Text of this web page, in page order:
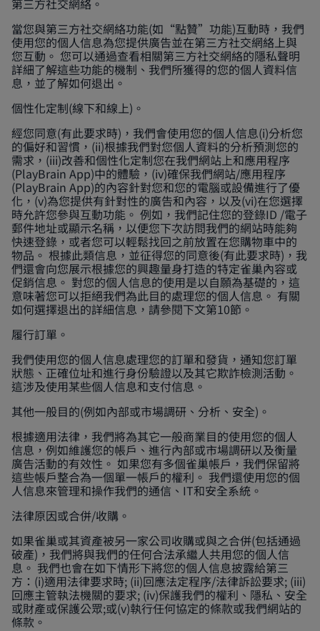
第三方社交網絡。
當您與第三方社交網絡功能(如“點贊”功能)互動時，我們
使用您的個人信息為您提供廣告並在第三方社交網絡上與
您互動。 您可以通過查看相關第三方社交網絡的隱私聲明
詳細了解這些功能的機制、我們所獲得的您的個人資料信
息，並了解如何退出。
個性化定制(線下和線上)。
經您同意(有此要求時)，我們會使用您的個人信息(i)分析您
的偏好和習慣，(ii)根據我們對您個人資料的分析預測您的
需求，(iii)改善和個性化定制您在我們網站上和應用程序
(PlayBrain App)中的體驗，(iv)確保我們網站/應用程序
(PlayBrain App)的內容針對您和您的電腦或設備進行了優
化，(v)為您提供有針對性的廣告和內容，以及(vi)在您選擇
時允許您參與互動功能。 例如，我們記住您的登錄ID /電子
郵件地址或顯示名稱，以便您下次訪問我們的網站時能夠
快速登錄，或者您可以輕鬆找回之前放置在您購物車中的
物品。 根據此類信息，並征得您的同意後(有此要求時)，我
們還會向您展示根據您的興趣量身打造的特定雀巢內容或
促銷信息。 對您的個人信息的使用是以自願為基礎的，這
意味著您可以拒絕我們為此目的處理您的個人信息。 有關
如何選擇退出的詳細信息，請參閱下文第10節。
履行訂單。
我們使用您的個人信息處理您的訂單和發貨，通知您訂單
狀態、正確位址和進行身份驗證以及其它欺詐檢測活動。
這涉及使用某些個人信息和支付信息。
其他一般目的(例如內部或市場調研、分析、安全)。
根據適用法律，我們將為其它一般商業目的使用您的個人
信息，例如維護您的帳戶、進行內部或市場調研以及衡量
廣告活動的有效性。 如果您有多個雀巢帳戶，我們保留將
這些帳戶整合為一個單一帳戶的權利。 我們還使用您的個
人信息來管理和操作我們的通信、IT和安全系統。
法律原因或合併/收購。
如果雀巢或其資產被另一家公司收購或與之合併(包括通過
破產)，我們將與我們的任何合法承繼人共用您的個人信
息。 我們也會在如下情形下將您的個人信息披露給第三
方：(i)適用法律要求時; (ii)回應法定程序/法律訴訟要求; (iii)
回應主管執法機關的要求; (iv)保護我們的權利、隱私、安全
或財產或保護公眾;或(v)執行任何協定的條款或我們網站的
條款。